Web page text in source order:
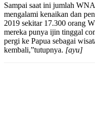
Sampai saat ini jumlah
mengalami kenaikan dan
2019 sekitar 17.300 orang
mereka punya ijin tinggal
pergi ke Papua sebagai
kembali,”tutupnya. [ayu]